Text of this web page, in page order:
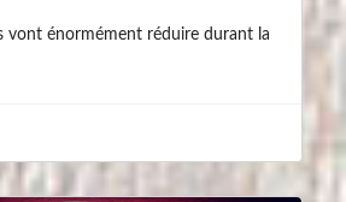
vont énormément réduire durant la